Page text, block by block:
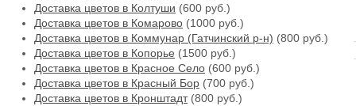
Доставка цветов в Колтуши (600 руб.)
Доставка цветов в Комарово (1000 руб.)
Доставка цветов в Коммунар (Гатчинский р-н) (800 руб.)
Доставка цветов в Копорье (1500 руб.)
Доставка цветов в Красное Село (600 руб.)
Доставка цветов в Красный Бор (700 руб.)
Доставка цветов в Кронштадт(800 руб.)